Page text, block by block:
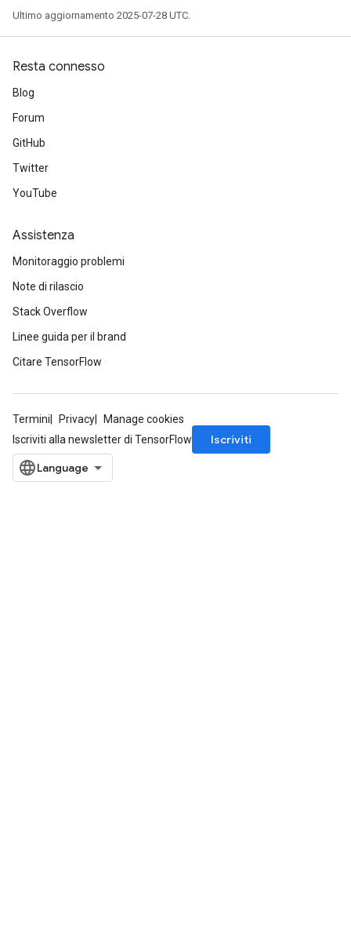
Ultimo aggiornamento 2025-07-28 UTC.
Resta connesso
Blog
Forum
GitHub
Twitter
YouTube
Assistenza
Monitoraggio problemi
Note di rilascio
Stack Overflow
Linee guida per il brand
Citare TensorFlow
Termini Privacy
Manage cookies
Iscriviti alla newsletter di TensorFlow
Iscriviti